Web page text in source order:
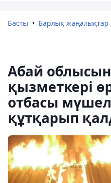
Басты Барлық жаңалықтар
Абай
қызметкері
отбасы
құтқарып